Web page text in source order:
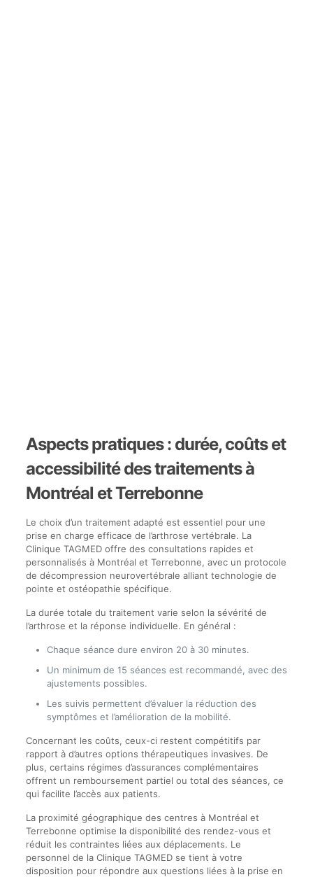
Aspects pratiques : durée, coûts et
accessibilité des traitements à
Montréal et Terrebonne
Le choix d’un traitement adapté est essentiel pour une
prise en charge efficace de l’arthrose vertébrale. La
Clinique TAGMED offre des consultations rapides et
personnalisés à Montréal et Terrebonne, avec un protocole
de décompression neurovertébrale alliant technologie de
pointe et ostéopathie spécifique.
La durée totale du traitement varie selon la sévérité de
l’arthrose et la réponse individuelle. En général :
Chaque séance dure environ 20 à 30 minutes.
Un minimum de 15 séances est recommandé, avec des
ajustements possibles.
Les suivis permettent d’évaluer la réduction des
symptômes et l’amélioration de la mobilité.
Concernant les coûts, ceux-ci restent compétitifs par
rapport à d’autres options thérapeutiques invasives. De
plus, certains régimes d’assurances complémentaires
offrent un remboursement partiel ou total des séances, ce
qui facilite l’accès aux patients.
La proximité géographique des centres à Montréal et
Terrebonne optimise la disponibilité des rendez-vous et
réduit les contraintes liées aux déplacements. Le
personnel de la Clinique TAGMED se tient à votre
disposition pour répondre aux questions liées à la prise en